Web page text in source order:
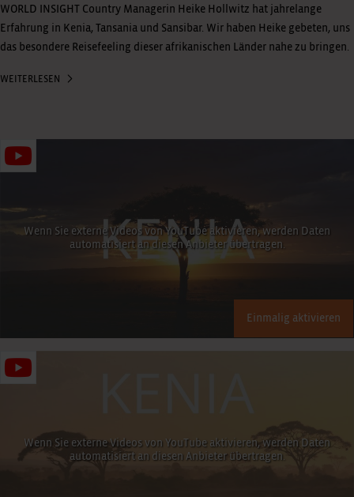
WORLD INSIGHT Country Managerin Heike Hollwitz hat jahrelange
Erfahrung in Kenia, Tansania und Sansibar. Wir haben Heike gebeten, uns
das besondere Reisefeeling dieser afrikanischen Länder nahe zu bringen.
WEITERLESEN
Wenn Sie externe Videos von YouTube aktivieren, werden Daten
automatisiert an diesen Anbieter übertragen.
Einmalig aktivieren
Wenn Sie externe Videos von YouTube aktivieren, werden Daten
automatisiert an diesen Anbieter übertragen.